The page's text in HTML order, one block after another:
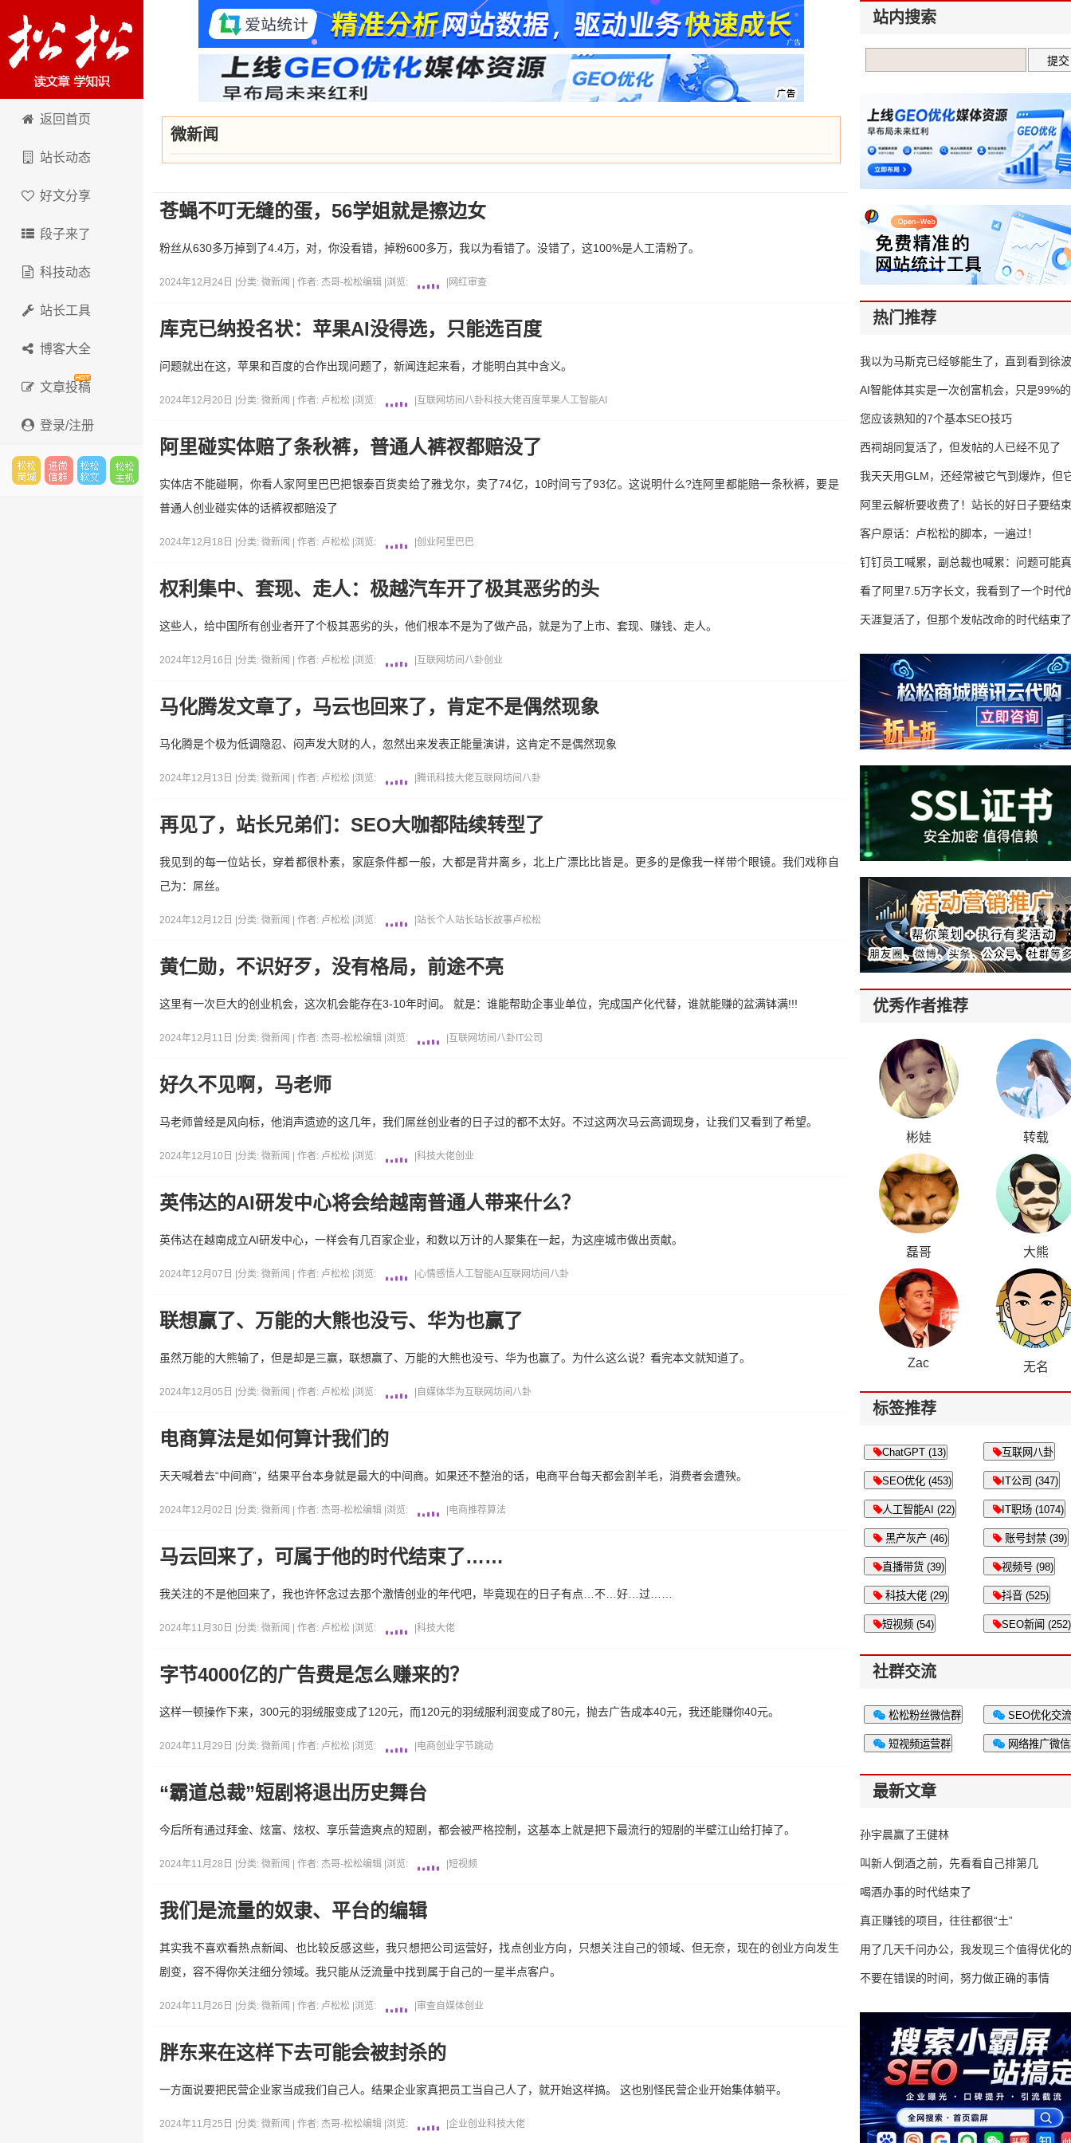
卢松松博客
返回首页
站长动态
好文分享
段子来了
科技动态
站长工具
博客大全
文章投稿
登录/注册
微新闻
苍蝇不叮无缝的蛋，56学姐就是擦边女
粉丝从630多万掉到了4.4万，对，你没看错，掉粉600多万，我以为看错了。没错了，这100%是人工清粉了。
2024年12月24日 | 分类: 微新闻 | 作者: 杰哥-松松编辑 浏览: 网红审查
库克已纳投名状：苹果AI没得选，只能选百度
问题就出在这，苹果和百度的合作出现问题了，新闻连起来看，才能明白其中含义。
2024年12月20日 | 分类: 微新闻 | 作者: 卢松松 浏览: 互联网坊间八卦科技大佬百度苹果人工智能AI
阿里碰实体赔了条秋裤，普通人裤衩都赔没了
实体店不能碰啊，你看人家阿里巴巴把银泰百货卖给了雅戈尔，卖了74亿，10时间亏了93亿。这说明什么?连阿里都能赔一条秋裤，要是
普通人创业碰实体的话裤衩都赔没了
2024年12月18日 | 分类: 微新闻 | 作者: 卢松松 浏览: 创业阿里巴巴
权利集中、套现、走人：极越汽车开了极其恶劣的头
这些人，给中国所有创业者开了个极其恶劣的头，他们根本不是为了做产品，就是为了上市、套现、赚钱、走人。
2024年12月16日 | 分类: 微新闻 | 作者: 卢松松 浏览: 互联网坊间八卦创业
马化腾发文章了，马云也回来了，肯定不是偶然现象
马化腾是个极为低调隐忍、闷声发大财的人，忽然出来发表正能量演讲，这肯定不是偶然现象
2024年12月13日 | 分类: 微新闻 | 作者: 卢松松 浏览: 腾讯科技大佬互联网坊间八卦
再见了，站长兄弟们：SEO大咖都陆续转型了
我见到的每一位站长，穿着都很朴素，家庭条件都一般，大都是背井离乡，北上广漂比比皆是。更多的是像我一样带个眼镜。我们戏称自
己为：屌丝。
2024年12月12日 | 分类: 微新闻 | 作者: 卢松松 浏览: 站长个人站长站长故事卢松松
黄仁勋，不识好歹，没有格局，前途不亮
这里有一次巨大的创业机会，这次机会能存在3-10年时间。 就是：谁能帮助企事业单位，完成国产化代替，谁就能赚的盆满钵满!!!
2024年12月11日 | 分类: 微新闻 | 作者: 杰哥-松松编辑 浏览: 互联网坊间八卦 IT公司
好久不见啊，马老师
马老师曾经是风向标，他消声遗迹的这几年，我们屌丝创业者的日子过的都不太好。不过这两次马云高调现身，让我们又看到了希望。
2024年12月10日 | 分类: 微新闻 | 作者: 卢松松 浏览: 科技大佬创业
英伟达的AI研发中心将会给越南普通人带来什么？
英伟达在越南成立AI研发中心，一样会有几百家企业，和数以万计的人聚集在一起，为这座城市做出贡献。
2024年12月07日 | 分类: 微新闻 | 作者: 卢松松 浏览: 心情感悟人工智能AI 互联网坊间八卦
联想赢了、万能的大熊也没亏、华为也赢了
虽然万能的大熊输了，但是却是三赢，联想赢了、万能的大熊也没亏、华为也赢了。为什么这么说？看完本文就知道了。
2024年12月05日 | 分类: 微新闻 | 作者: 卢松松 浏览: 自媒体华为 互联网坊间八卦
电商算法是如何算计我们的
天天喊着去“中间商”，结果平台本身就是最大的中间商。如果还不整治的话，电商平台每天都会割羊毛，消费者会遭殃。
2024年12月02日 | 分类: 微新闻 | 作者: 杰哥-松松编辑 浏览: 电商推荐算法
马云回来了，可属于他的时代结束了……
我关注的不是他回来了，我也许怀念过去那个激情创业的年代吧，毕竟现在的日子有点…不…好…过……
2024年11月30日 | 分类: 微新闻 | 作者: 卢松松 浏览: 科技大佬
字节4000亿的广告费是怎么赚来的？
这样一顿操作下来，300元的羽绒服变成了120元，而120元的羽绒服利润变成了80元，抛去广告成本40元，我还能赚你40元。
2024年11月29日 | 分类: 微新闻 | 作者: 卢松松 浏览: 电商创业字节跳动
“霸道总裁”短剧将退出历史舞台
今后所有通过拜金、炫富、炫权、享乐营造爽点的短剧，都会被严格控制，这基本上就是把下最流行的短剧的半壁江山给打掉了。
2024年11月28日 | 分类: 微新闻 | 作者: 杰哥-松松编辑 浏览: 短视频
我们是流量的奴隶、平台的编辑
其实我不喜欢看热点新闻、也比较反感这些，我只想把公司运营好，找点创业方向，只想关注自己的领域、但无奈，现在的创业方向发生
剧变，容不得你关注细分领域。我只能从泛流量中找到属于自己的一星半点客户。
2024年11月26日 | 分类: 微新闻 | 作者: 卢松松 浏览: 审查 自媒体创业
胖东来在这样下去可能会被封杀的
一方面说要把民营企业家当成我们自己人。结果企业家真把员工当自己人了，就开始这样搞。 这也别怪民营企业开始集体躺平。
2024年11月25日 | 分类: 微新闻 | 作者: 杰哥-松松编辑 浏览: 企业创业科技大佬
站内搜索
热门推荐
我以为马斯克已经够能生了，直到看到
AI智能体其实是一次创富机会，只是99%
错过了
您应该熟知的7个基本SEO技巧
西祠胡同复活了，但发帖的人已经不见了
我天天用GLM，还经常被它气到爆炸，但
16万亿
阿里云解析要收费了！站长的好日子要结
客户原话：卢松松的脚本，一遍过！
钉钉员工喊累，副总裁也喊累：问题可能
了
看了阿里7.5万字长文，我看到了一个时代
天涯复活了，但那个发帖改命的时代结束了
优秀作者推荐
彬娃 转载
磊哥 大熊
Zac 无名
标签推荐
ChatGPT (13) 互联网八卦
SEO优化 (453) IT公司 (347)
人工智能AI (22) IT职场 (1074)
黑产灰产 (46) 账号封禁 (39)
直播带货 (39) 视频号 (98)
科技大佬 (29) 抖音 (525)
短视频 (54) SEO新闻 (252)
社群交流
松松粉丝微信群 SEO优化交
短视频运营群 网络推广微
最新文章
孙宇晨赢了王健林
叫新人倒酒之前，先看看自己排第几
喝酒办事的时代结束了
真正赚钱的项目，往往都很“土”
用了几天千问办公，我发现三个值得优化
不要在错误的时间，努力做正确的事情